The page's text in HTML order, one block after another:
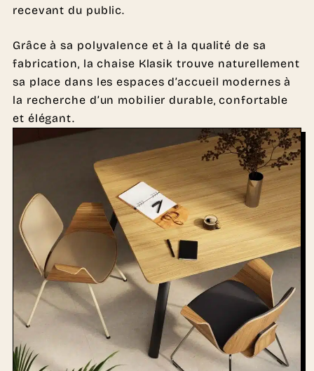
recevant du public.
Grâce à sa polyvalence et à la qualité de sa
fabrication, la chaise Klasik trouve naturellement
sa place dans les espaces d’accueil modernes à
la recherche d’un mobilier durable, confortable
et élégant.